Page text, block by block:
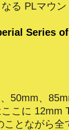
る PLマウ
Series
50mm、
こに 12mm
とながら全